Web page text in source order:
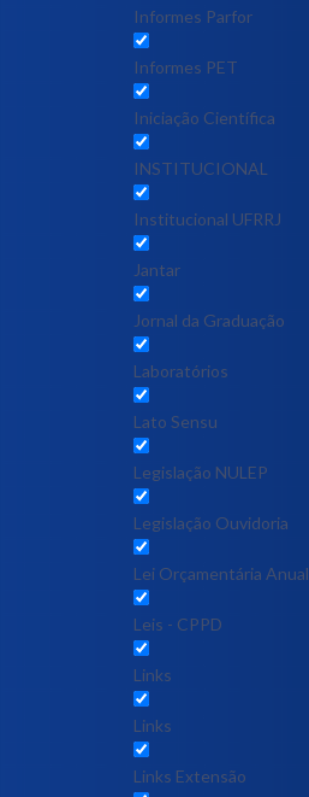
Informes Parfor
Informes PET
Iniciação Científica
INSTITUCIONAL
Institucional UFRRJ
Jantar
Jornal da Graduação
Laboratórios
Lato Sensu
Legislação NULEP
Legislação Ouvidoria
Lei Orçamentária Anual
Leis - CPPD
Links
Links
Links Extensão